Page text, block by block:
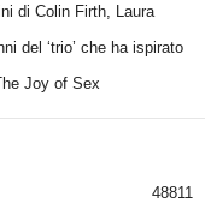
di Colin Firth, Laura
del ‘trio’ che ha ispirato
Joy of Sex
48811